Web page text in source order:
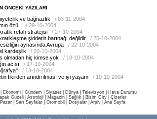
ÖNCEKİ YAZILARI
ve bağnazlık
/ 03-11-2004
özü..
/ 29-10-2004
refah stratejisi
/ 27-10-2004
şiddetin barınağı değildir
/ 25-10-2004
aynasında Avrupa
/ 22-10-2004
kardeşlik
/ 20-10-2004
olmadan hiç kimse yok
/ 18-10-2004
acısı
/ 17-10-2004
/ 13-10-2004
fikirden arındırılması ve iyi yaşam
/ 10-10-2004
Ekonomi Gündem Siyaset Dünya | Televizyon
Hava Durumu
Güzeli Astroloji Magazin Sağlık Bizim City
Çizerler
| Sarı Sayfalar| Otomobil Dosyalar| Arşiv| Ana Sayfa